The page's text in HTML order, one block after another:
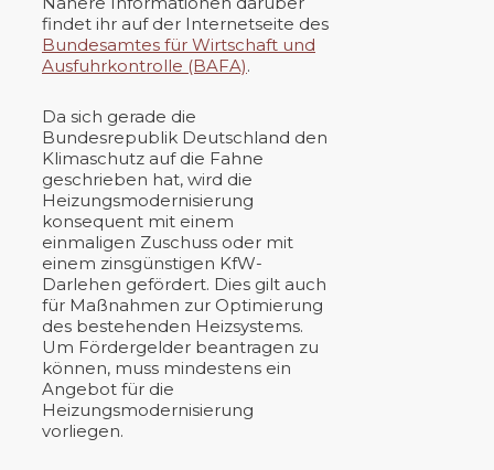
findet ihr auf der Internetseite des
Bundesamtes für Wirtschaft und
Ausfuhrkontrolle (BAFA).
Da sich gerade die
Bundesrepublik Deutschland den
Klimaschutz auf die Fahne
geschrieben hat, wird die
Heizungsmodernisierung
konsequent mit einem
einmaligen Zuschuss oder mit
einem zinsgünstigen KfW-
Darlehen gefördert. Dies gilt auch
für Maßnahmen zur Optimierung
des bestehenden Heizsystems.
Um Fördergelder beantragen zu
können, muss mindestens ein
Angebot für die
Heizungsmodernisierung
vorliegen.